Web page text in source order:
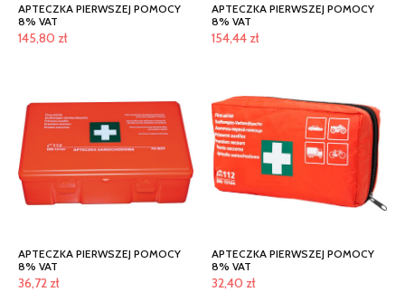
APTECZKA PIERWSZEJ POMOCY
8% VAT
145,80 zł
APTECZKA PIERWSZEJ POMOCY
8% VAT
154,44 zł
APTECZKA PIERWSZEJ POMOCY
8% VAT
36,72 zł
APTECZKA PIERWSZEJ POMOCY
8% VAT
32,40 zł